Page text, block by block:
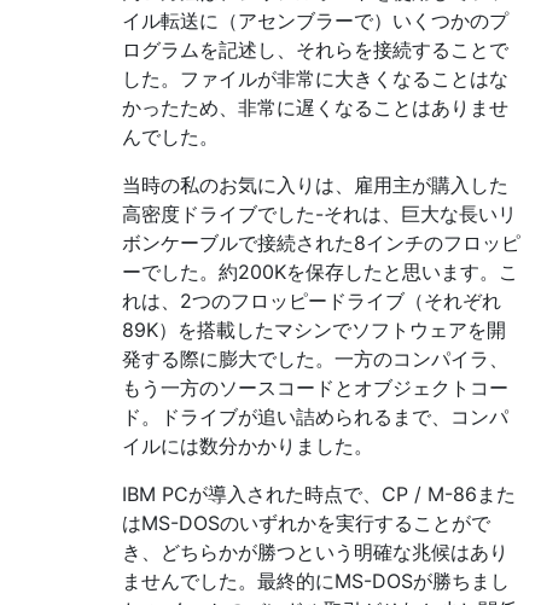
イル転送に（アセンブラーで）いくつかのプ
ログラムを記述し、それらを接続することで
した。ファイルが非常に大きくなることはな
かったため、非常に遅くなることはありませ
んでした。
当時の私のお気に入りは、雇用主が購入した
高密度ドライブでした-それは、巨大な長いリ
ボンケーブルで接続された8インチのフロッピ
ーでした。約200Kを保存したと思います。こ
れは、2つのフロッピードライブ（それぞれ
89K）を搭載したマシンでソフトウェアを開
発する際に膨大でした。一方のコンパイラ、
もう一方のソースコードとオブジェクトコー
ド。ドライブが追い詰められるまで、コンパ
イルには数分かかりました。
IBM PCが導入された時点で、CP / M-86また
はMS-DOSのいずれかを実行することがで
き、どちらかが勝つという明確な兆候はあり
ませんでした。最終的にMS-DOSが勝ちまし